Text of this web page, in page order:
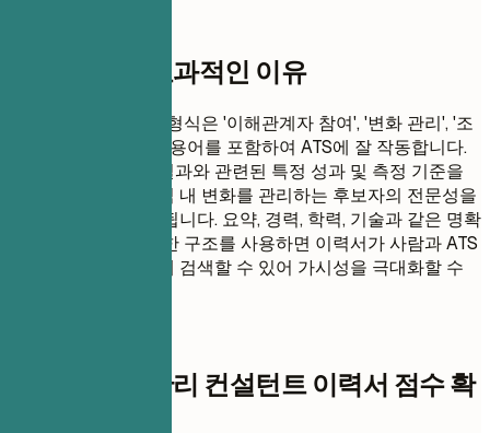
이 템플릿이 효과적인 이유
이 변화 관리 이력서 형식은 '이해관계자 참여', '변화 관리', '조
직 혁신'과 같은 주요 용어를 포함하여 ATS에 잘 작동합니다.
성공적인 프로젝트 결과와 관련된 특정 성과 및 측정 기준을
포함하면 복잡한 조직 내 변화를 관리하는 후보자의 전문성을
강조하는 데 도움이 됩니다. 요약, 경력, 학력, 기술과 같은 명확
한 섹션이 있는 명확한 구조를 사용하면 이력서가 사람과 ATS
시스템 모두에서 쉽게 검색할 수 있어 가시성을 극대화할 수
시니어 변화 관리 컨설턴트 이력서 점수 확